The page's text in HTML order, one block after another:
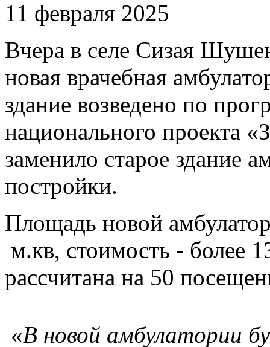
11 февраля 2025
Вчера в селе Сизая
новая врачебная
здание возведено по
национального проекта
заменило старое здание
постройки.
Площадь новой
м.кв, стоимость - более
рассчитана на 50
«В новой амбулатории